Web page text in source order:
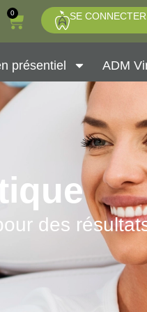
0 SE CONNECTER
présentiel ADM
des